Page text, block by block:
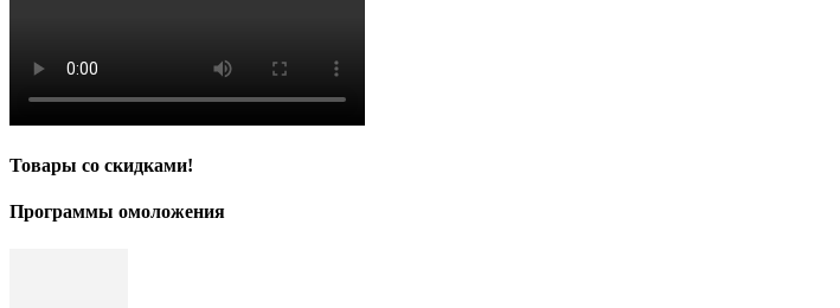
Товары со скидками!
Программы омоложения